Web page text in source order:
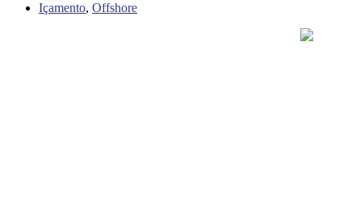
Içamento, Offshore